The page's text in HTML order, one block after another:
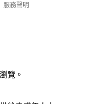
服務聲明
覽。